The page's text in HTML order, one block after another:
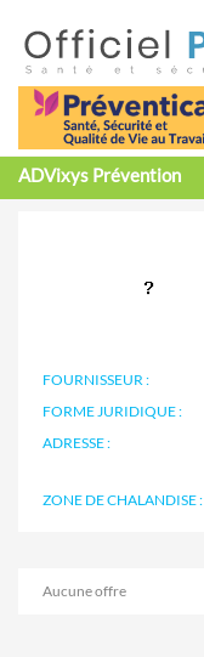
ADVixys Prévention
FOURNISSEUR :
FORME JURIDIQUE :
ADRESSE :
ZONE DE CHALANDISE :
Aucune offre